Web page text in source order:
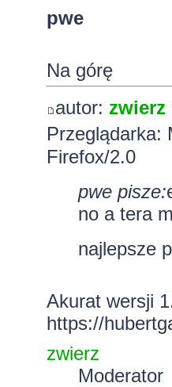
pwe
Na górę
autor: zwierz
Przeglądarka:
Firefox/2.0
pwe pisze:
no a tera
najlepsze
Akurat wersji
https://
zwierz
Moderator